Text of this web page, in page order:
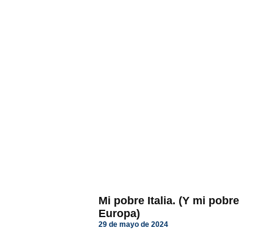
Mi pobre Italia. (Y mi pobre
Europa)
29 de mayo de 2024